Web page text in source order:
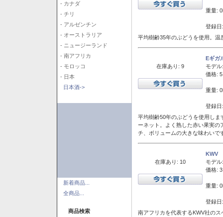
- カナダ
- チリ
- アルゼンチン
- オーストラリア
- ニュージーランド
- 南アフリカ
- モロッコ
- 日本
日本酒->
新着商品...
全商品...
商品検索
重量:
登録
平均樹齢35年のぶどうを使用。
在庫あり: 9
Eギガ
モデル:
価格:
重量:
登録
平均樹齢50年のぶどうを使用し
ーネット。よく熟した赤い果実
チ、ボリュームの大きな味わいで
在庫あり: 10
KWV
モデル:
価格:
重量:
登録
南アフリカを代表するKWV社の